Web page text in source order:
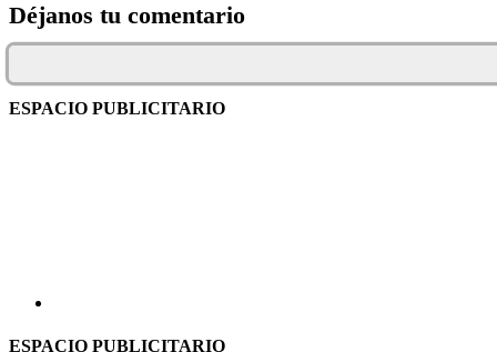
Déjanos tu comentario
ESPACIO PUBLICITARIO
ESPACIO PUBLICITARIO